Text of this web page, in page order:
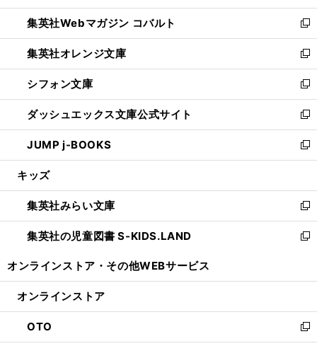
開
く
ウ
で
開
く
ン
ド
ウ
で
開
く
ウ
ィ
ン
ド
ウ
で
開
く
集英社Webマガジン コバルト
新
し
い
ウ
ィ
ン
ド
ウ
で
開
集英社オレンジ文庫
新
し
い
ウ
ィ
ン
ド
ウ
開
く
シフォン文庫
新
し
い
ウ
ィ
ン
ウ
で
開
く
ダッシュエックス文庫公式サイト
新
し
い
ウ
ン
ド
ウ
で
JUMP j-BOOKS
新
し
ウ
ィ
ン
ド
開
キッズ
集英社みらい文庫
新
し
い
ン
ウ
で
開
集英社の児童図書 S-KIDS.LAND
新
ウ
ン
ド
ウ
オンラインストア・ その他WEBサービス
オンラインストア
OTO
新